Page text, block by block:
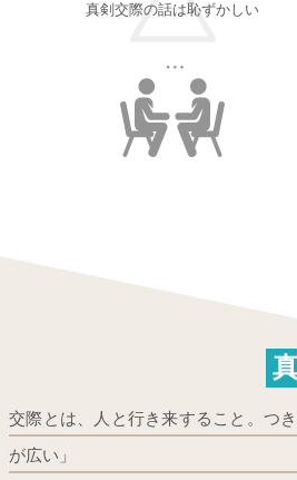
真剣交際の話は恥ずかしい
交際とは、人と行き来すること。つ
が広い」